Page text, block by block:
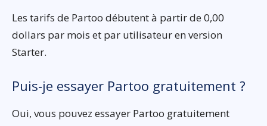
Les tarifs de Partoo débutent à partir de 0,00
dollars par mois et par utilisateur en version
Starter.
Puis-je essayer Partoo gratuitement ?
Oui, vous pouvez essayer Partoo gratuitement